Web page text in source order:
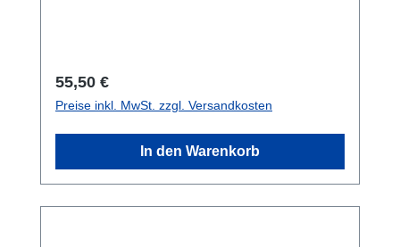
Regulärer Preis:
55,50 €
Preise inkl. MwSt. zzgl. Versandkosten
In den Warenkorb